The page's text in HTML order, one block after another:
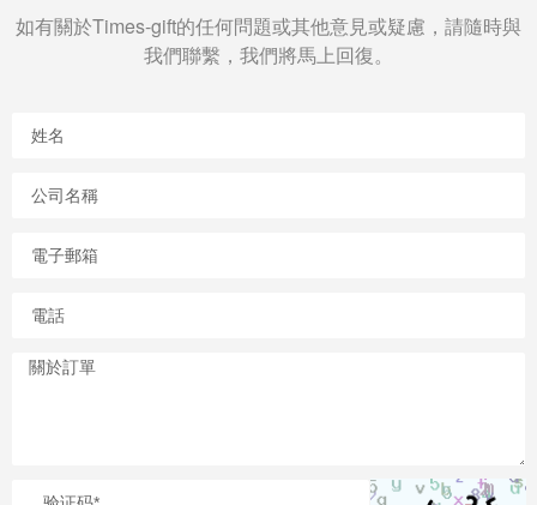
如有關於Times-gift的任何問題或其他意見或疑慮，請隨時與
我們聯繫，我們將馬上回復。